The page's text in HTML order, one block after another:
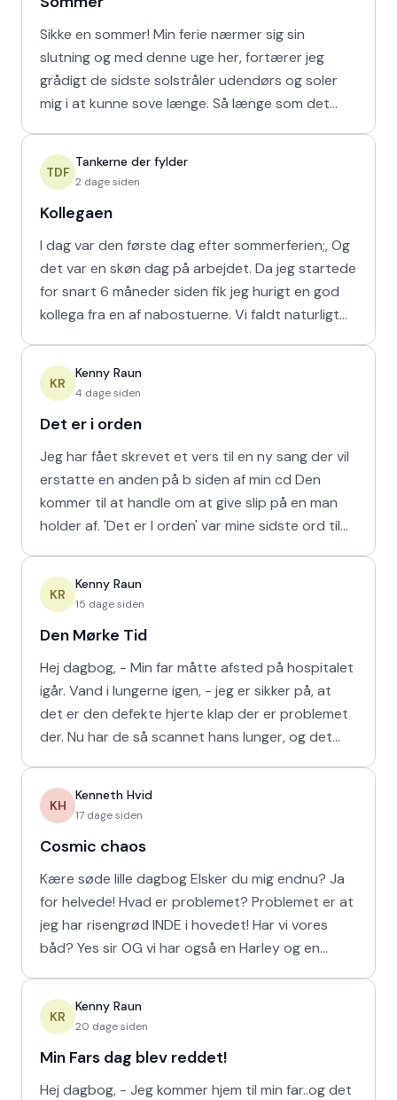
Sikke en sommer! Min ferie nærmer sig sin
slutning og med denne uge her, fortærer jeg
grådigt de sidste solstråler udendørs og soler
mig i at kunne sove længe. Så længe som det
TDF
Tankerne der fylder
2 dage siden
Kollegaen
I dag var den første dag efter sommerferien;, Og
det var en skøn dag på arbejdet. Da jeg startede
for snart 6 måneder siden fik jeg hurigt en god
kollega fra en af nabostuerne. Vi faldt naturligt
KR
Kenny Raun
4 dage siden
Det er i orden
Jeg har fået skrevet et vers til en ny sang der vil
erstatte en anden på b siden af min cd Den
kommer til at handle om at give slip på en man
holder af. 'Det er I orden' var mine sidste ord til
KR
Kenny Raun
15 dage siden
Den Mørke Tid
Hej dagbog, - Min far måtte afsted på hospitalet
igår. Vand i lungerne igen, - jeg er sikker på, at
det er den defekte hjerte klap der er problemet
der. Nu har de så scannet hans lunger, og det
KH
Kenneth Hvid
17 dage siden
Cosmic chaos
Kære søde lille dagbog Elsker du mig endnu? Ja
for helvede! Hvad er problemet? Problemet er at
jeg har risengrød INDE i hovedet! Har vi vores
båd? Yes sir OG vi har også en Harley og en
KR
Kenny Raun
20 dage siden
Min Fars dag blev reddet!
Hej dagbog, - Jeg kommer hjem til min far..og det